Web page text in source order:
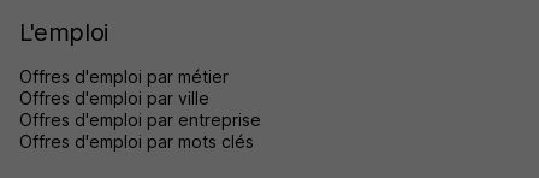
L'emploi
Offres d'emploi par métier
Offres d'emploi par ville
Offres d'emploi par entreprise
Offres d'emploi par mots clés